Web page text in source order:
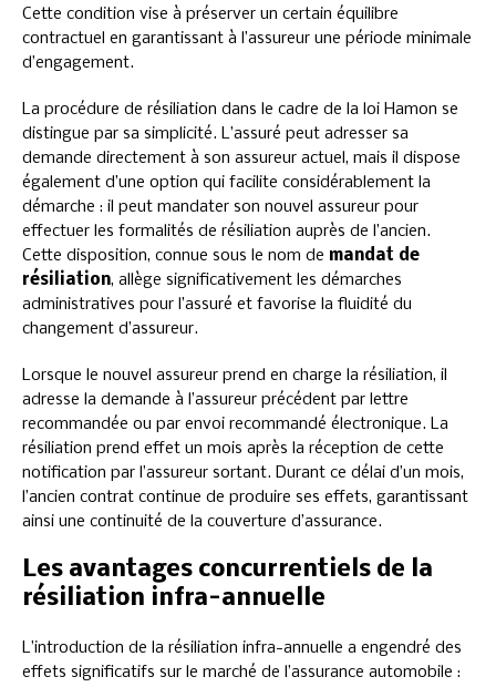
Cette condition vise à préserver un certain équilibre
contractuel en garantissant à l’assureur une période minimale
d’engagement.
La procédure de résiliation dans le cadre de la loi Hamon se
distingue par sa simplicité. L’assuré peut adresser sa
demande directement à son assureur actuel, mais il dispose
également d’une option qui facilite considérablement la
démarche : il peut mandater son nouvel assureur pour
effectuer les formalités de résiliation auprès de l’ancien.
Cette disposition, connue sous le nom de mandat de
résiliation, allège significativement les démarches
administratives pour l’assuré et favorise la fluidité du
changement d’assureur.
Lorsque le nouvel assureur prend en charge la résiliation, il
adresse la demande à l’assureur précédent par lettre
recommandée ou par envoi recommandé électronique. La
résiliation prend effet un mois après la réception de cette
notification par l’assureur sortant. Durant ce délai d’un mois,
l’ancien contrat continue de produire ses effets, garantissant
ainsi une continuité de la couverture d’assurance.
Les avantages concurrentiels de la
résiliation infra-annuelle
L’introduction de la résiliation infra-annuelle a engendré des
effets significatifs sur le marché de l’assurance automobile :